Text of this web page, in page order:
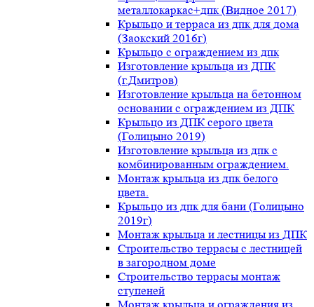
металлокаркас+дпк (Видное 2017)
Крыльцо и терраса из дпк для дома
(Заокский 2016г)
Крыльцо с ограждением из дпк
Изготовление крыльца из ДПК
(г.Дмитров)
Изготовление крыльца на бетонном
основании с ограждением из ДПК
Крыльцо из ДПК серого цвета
(Голицыно 2019)
Изготовление крыльца из дпк с
комбинированным ограждением.
Монтаж крыльца из дпк белого
цвета.
Крыльцо из дпк для бани (Голицыно
2019г)
Монтаж крыльца и лестницы из ДПК
Строительство террасы с лестницей
в загородном доме
Строительство террасы монтаж
ступеней